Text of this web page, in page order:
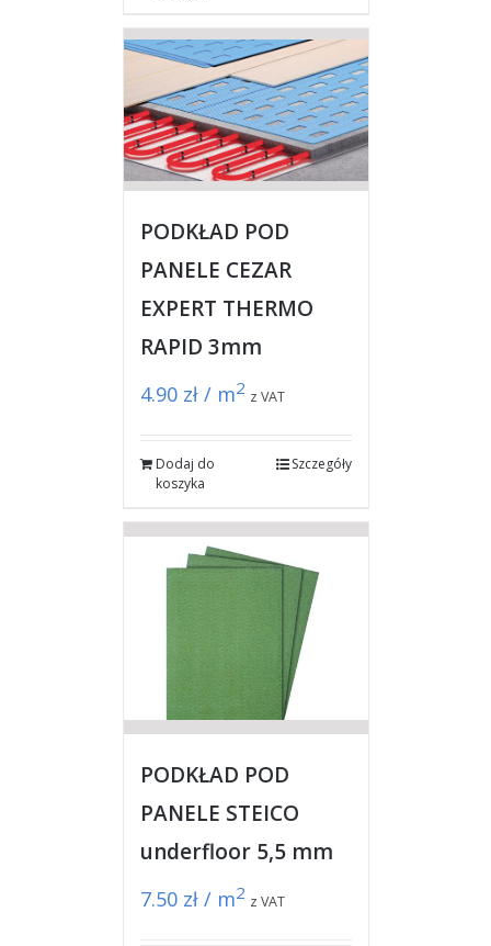
PODKŁAD POD
PANELE CEZAR
EXPERT THERMO
RAPID 3mm
4.90 zł / m2 z VAT
Dodaj do
koszyka
Szczegóły
PODKŁAD POD
PANELE STEICO
underfloor 5,5 mm
7.50 zł / m2 z VAT